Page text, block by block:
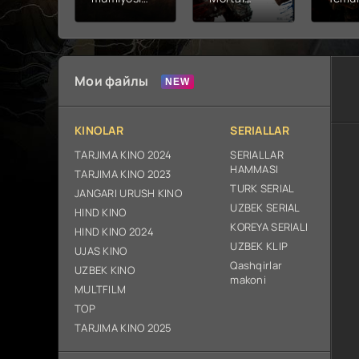
tarjima HD
skachat
kombat 2 /
(2026)
Uzbek tilida
2026
ix
Мои файлы
KINOLAR
TARJIMA KINO 2024
TARJIMA KINO 2023
JANGARI URUSH KINO
HIND KINO
HIND KINO 2024
UJAS KINO
UZBEK KINO
MULTFILM
TOP
TARJIMA KINO 2025
SERIALLAR
SERIALLAR
HAMMASI
TURK SERIAL
UZBEK SERIAL
KOREYA SERIALI
UZBEK KLIP
Qashqirlar
makoni